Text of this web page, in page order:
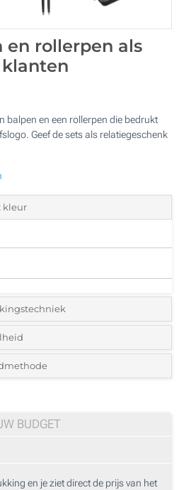
en rollerpen als
balpen en een rollerpen die bedrukt
Geef de sets als relatiegeschenk
kleur
van het logo:
gewenste aantal in
BUDGET
en je ziet direct de prijs van het